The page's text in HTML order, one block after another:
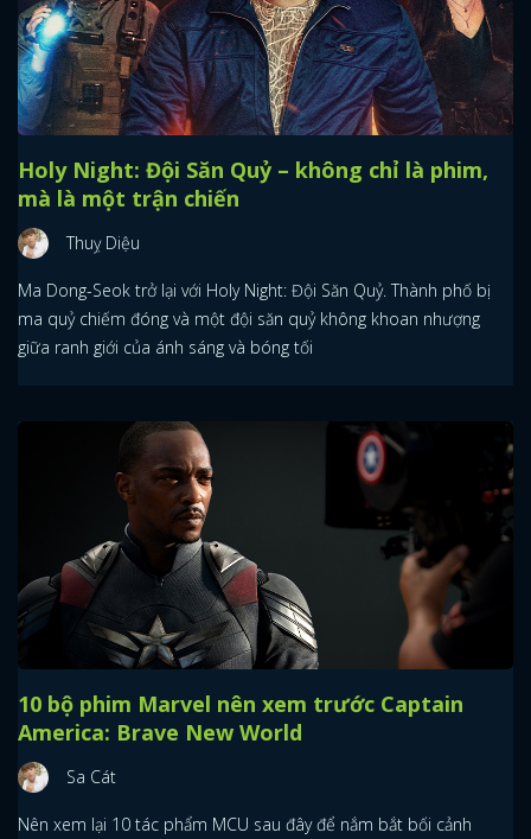
Holy Night: Đội Săn Quỷ – không chỉ là phim,
mà là một trận chiến
Thuỵ Diệu
Ma Dong-Seok trở lại với Holy Night: Đội Săn Quỷ. Thành phố bị
ma quỷ chiếm đóng và một đội săn quỷ không khoan nhượng
giữa ranh giới của ánh sáng và bóng tối
10 bộ phim Marvel nên xem trước Captain
America: Brave New World
Sa Cát
Nên xem lại 10 tác phẩm MCU sau đây để nắm bắt bối cảnh